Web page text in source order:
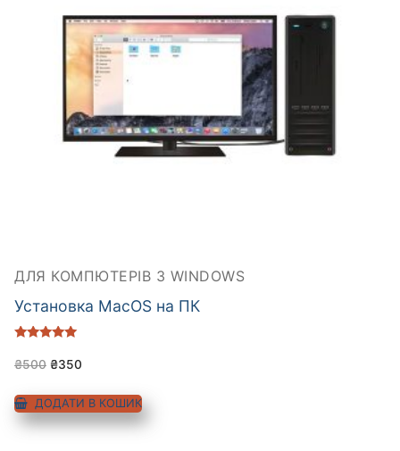
ДЛЯ КОМПЮТЕРІВ З WINDOWS
Установка MacOS на ПК
5.00
з 5
₴500 ₴350
ДОДАТИ В КОШИК